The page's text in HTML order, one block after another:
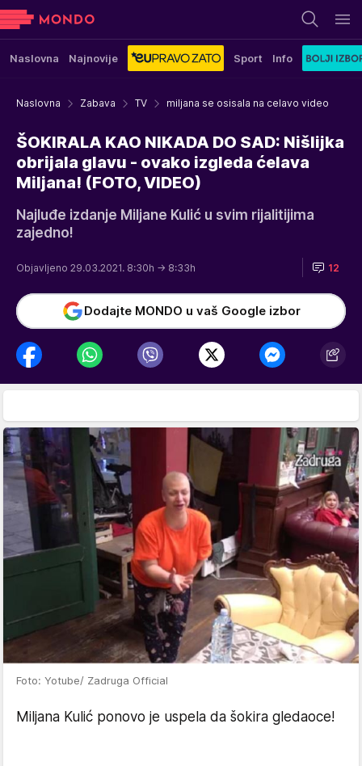
Naslovna Najnovije Sport Info
Naslovna Zabava TV miljana se osisala na celavo video
ŠOKIRALA KAO NIKADA DO SAD: Nišlijka
obrijala glavu - ovako izgleda ćelava
Miljana! (FOTO, VIDEO)
Najluđe izdanje Miljane Kulić u svim rijalitijima
zajedno!
Objavljeno 29.03.2021. 8:30h → 8:33h 12
Dodajte MONDO u vaš Google izbor
Foto: Yotube/ Zadruga Official
Miljana Kulić ponovo je uspela da šokira gledaoce!